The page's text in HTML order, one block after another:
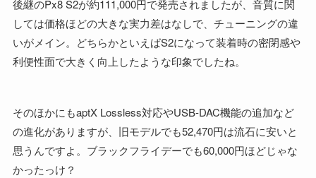
後継のPx8 S2が約111,000円で発売されましたが、音質に関
しては価格ほどの大きな実力差はなしで、チューニングの違
いがメイン。どちらかといえばS2になって装着時の密閉感や
利便性面で大きく向上したような印象でしたね。
そのほかにもaptX Lossless対応やUSB-DAC機能の追加など
の進化がありますが、旧モデルでも52,470円は流石に安いと
思うんですよ。ブラックフライデーでも60,000円ほどじゃな
かったっけ？